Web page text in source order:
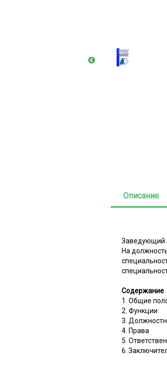
Описание
Заведующий
На
Содержание
1. Общие
2. Функции
3.
4. Права
5.
6.